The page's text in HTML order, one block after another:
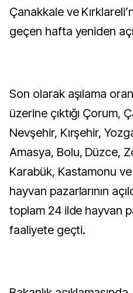
Çanakkale ve
geçen hafta yeniden
Son olarak aşılama
üzerine çıktığı Çorum,
Nevşehir, Kırşehir,
Amasya, Bolu, Düzce,
Karabük, Kastamonu
hayvan pazarlarının
toplam 24 ilde hayvan
faaliyete geçti.